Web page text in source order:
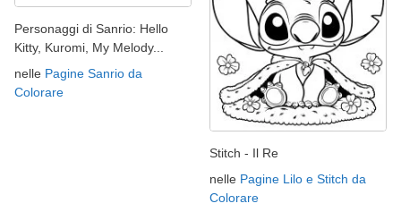
Personaggi di Sanrio: Hello
Kitty, Kuromi, My Melody...
nelle Pagine Sanrio da
Colorare
Stitch - Il Re
nelle Pagine Lilo e Stitch da
Colorare